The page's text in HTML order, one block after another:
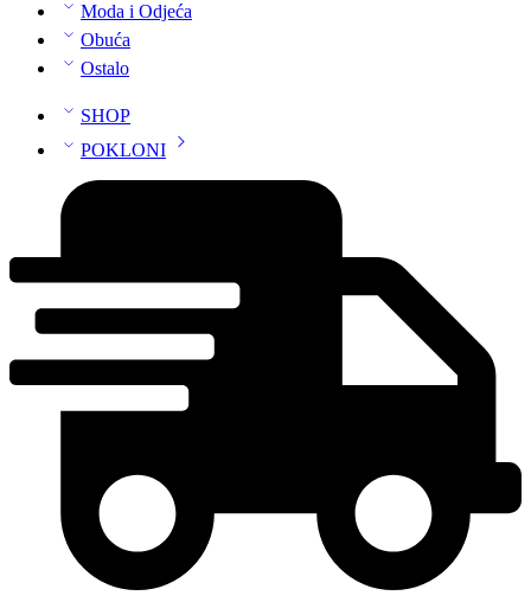
Moda i Odjeća
Obuća
Ostalo
SHOP
POKLONI